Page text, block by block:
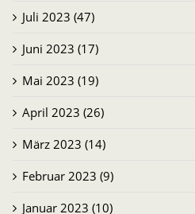
Juli 2023 (47)
Juni 2023 (17)
Mai 2023 (19)
April 2023 (26)
März 2023 (14)
Februar 2023 (9)
Januar 2023 (10)